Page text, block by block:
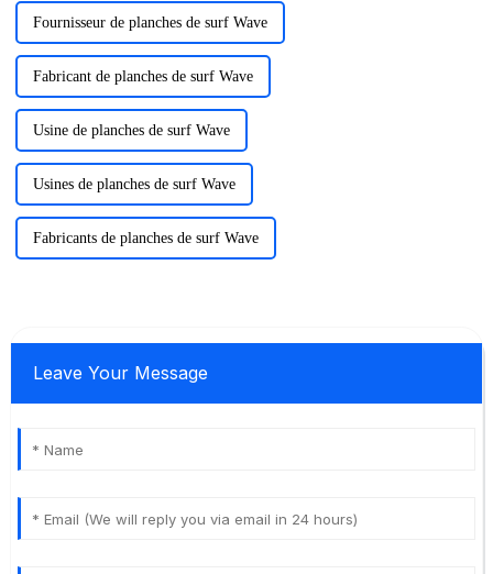
Fournisseur de planches de surf Wave
Fabricant de planches de surf Wave
Usine de planches de surf Wave
Usines de planches de surf Wave
Fabricants de planches de surf Wave
Leave Your Message